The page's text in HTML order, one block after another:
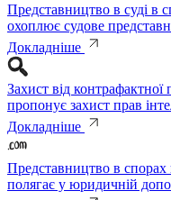
Представництво в суді в
охоплює судове
Докладніше
Захист від контрафактної
пропонує захист прав
Докладніше
Представництво в
полягає у юридичній